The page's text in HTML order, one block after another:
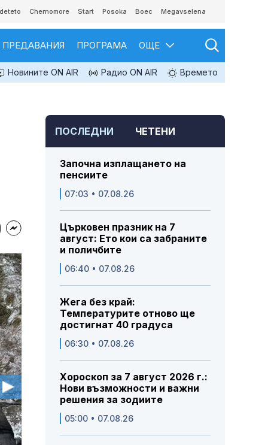
Chernomore Start Posoka Boec Megavselena
ПРЕДАВАНИЯ ПРОГРАМА ОЩЕ
Новините ON AIR Радио ON AIR Времето
ПОСЛЕДНИ ЧЕТЕНИ
Започна изплащането на
пенсиите
07:03 • 07.08.26
Църковен празник на 7
август: Ето кои са забраните
и поличбите
06:40 • 07.08.26
Жега без край:
Температурите отново ще
достигнат 40 градуса
06:30 • 07.08.26
Хороскоп за 7 август 2026 г.:
Нови възможности и важни
решения за зодиите
05:00 • 07.08.26